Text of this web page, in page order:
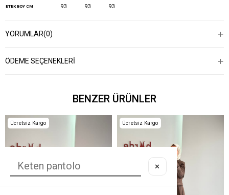
ETEK BOY CM 93 93 93
YORUMLAR(0)
ÖDEME SEÇENEKLERI
BENZER ÜRÜNLER
Ücretsiz Kargo Ücretsiz Kargo
✕